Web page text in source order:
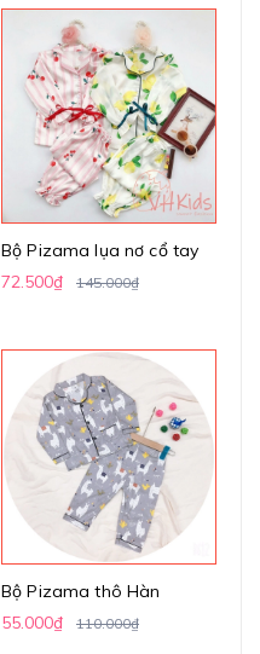
Bộ Pizama lụa nơ cổ tay
72.500₫
145.000₫
Bộ Pizama thô Hàn
55.000₫
110.000₫